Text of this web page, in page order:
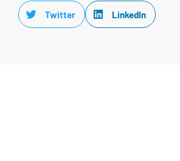
Twitter LinkedIn